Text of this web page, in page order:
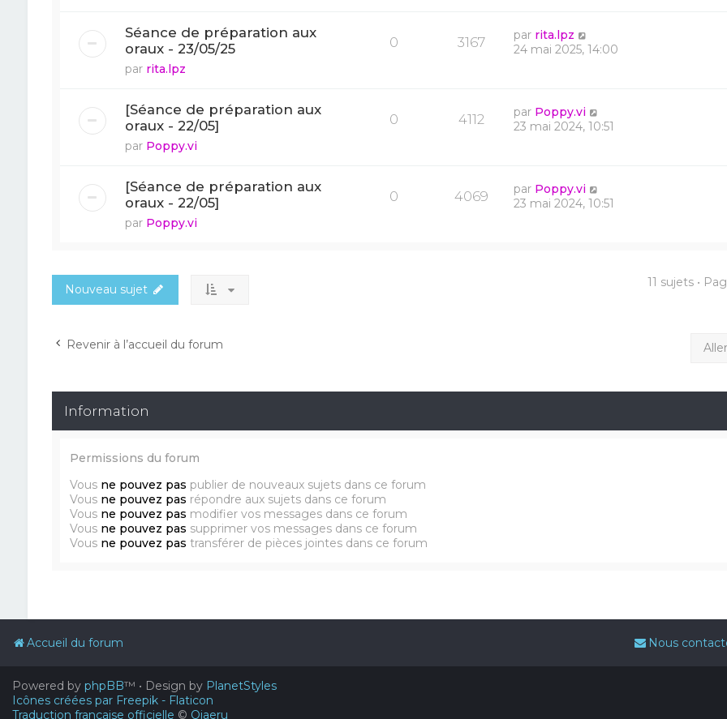
Séance de préparation aux
oraux - 23/05/25
par rita.lpz
0 3167 par rita.lpz
24 mai 2025, 14:00
[Séance de préparation aux
oraux - 22/05]
par Poppy.vi
0 4112 par Poppy.vi
23 mai 2024, 10:51
[Séance de préparation aux
oraux - 22/05]
par Poppy.vi
0 4069 par Poppy.vi
23 mai 2024, 10:51
Nouveau sujet 11 sujets •
Revenir à l’accueil du forum Aller
Information
Permissions du forum
Vous ne pouvez pas publier de nouveaux sujets dans ce forum
Vous ne pouvez pas répondre aux sujets dans ce forum
Vous ne pouvez pas modifier vos messages dans ce forum
Vous ne pouvez pas supprimer vos messages dans ce forum
Vous ne pouvez pas transférer de pièces jointes dans ce forum
Accueil du forum Nous
Powered by phpBB™ • Design by PlanetStyles
Icônes créées par Freepik - Flaticon
Traduction française officielle © Qiaeru